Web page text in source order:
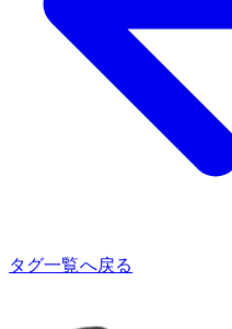
タグ一覧へ戻る